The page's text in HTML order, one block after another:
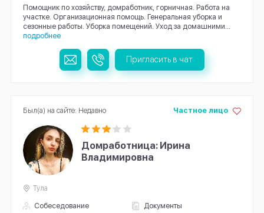
Помощник по хозяйству, домработник, горничная. Работа на
участке. Организационная помощь. Генеральная уборка и
сезонные работы. Уборка помещений. Уход за домашними...
подробнее
Пригласить в чат
Домработница: Ирина
Владимировна
Собеседование Документы
Частное лицо
Тула
Был(а) на сайте: Недавно